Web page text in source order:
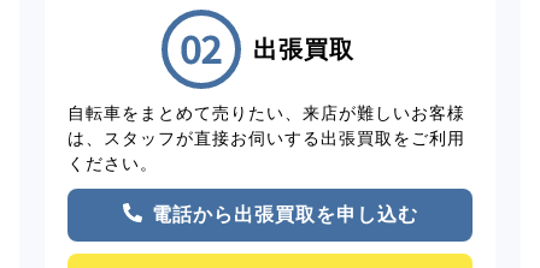
出張買取
自転車をまとめて売りたい、来店が難しいお客様
は、スタッフが直接お伺いする出張買取をご利用
ください。
電話から出張買取を申し込む